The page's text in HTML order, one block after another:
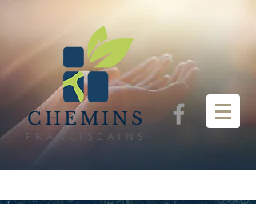
CHEMINS
FRANCISCAINS